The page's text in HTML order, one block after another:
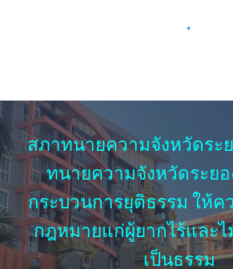
สภาทนายความจังหวัดระ
ทนายความจังหวัดระย
กระบวนการยุติธรรม ให้ค
กฎหมายแก่ผู้ยากไร้และ
เป็นธรรม